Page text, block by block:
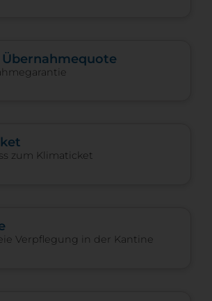
Über­nah­me­quote
zum Klimaticket
Verpflegung in der Kantine